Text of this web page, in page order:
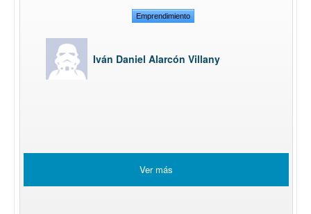
Emprendimiento
Iván Daniel Alarcón Villany
Ver más